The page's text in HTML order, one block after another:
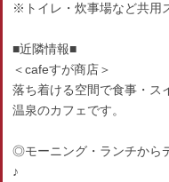
※トイレ・炊事場など共用
■近隣情報■
＜cafeすが商店＞
落ち着ける空間で食事・ス
温泉のカフェです。
◎モーニング・ランチから
♪